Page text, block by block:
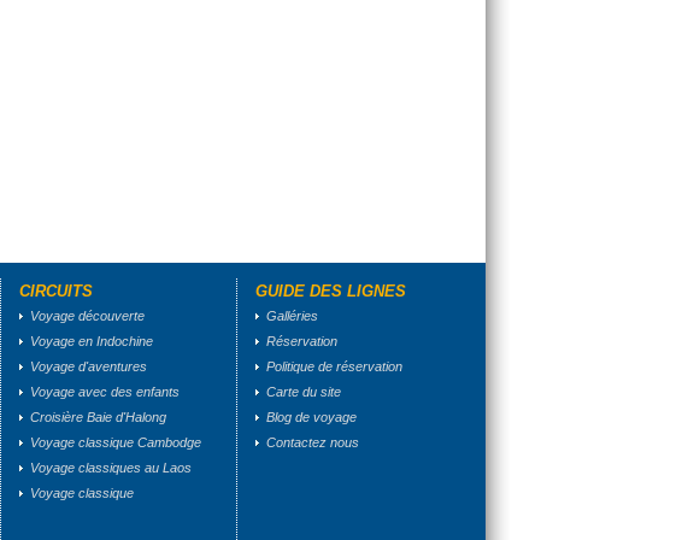
CIRCUITS
Voyage découverte
Voyage en Indochine
Voyage d'aventures
Voyage avec des enfants
Croisière Baie d'Halong
Voyage classique Cambodge
Voyage classiques au Laos
Voyage classique
GUIDE DES LIGNES
Galléries
Réservation
Politique de réservation
Carte du site
Blog de voyage
Contactez nous